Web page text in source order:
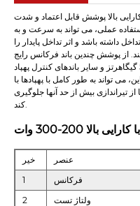
پهپاد 200-300 واتی با کارایی بالا پوشش قابل اعتماد و شدت
عملی، می تواند به سرعت و به
داشته باشد و اثر تداخل پایدار را
از پوشش چندین باند فرکانس رایج
برای پهپادها، از جمله 2.4 گیگاهرتز، 5.8 گیگاهرتز و سایر باندهای کنترل پهپاد
می تواند به طور کامل با پهپادها با
تیراندازی بیش از حد آنها جلوگیری
200-300 وات
خیر عنصر
1
فرکانس
2
ولتاژ تست